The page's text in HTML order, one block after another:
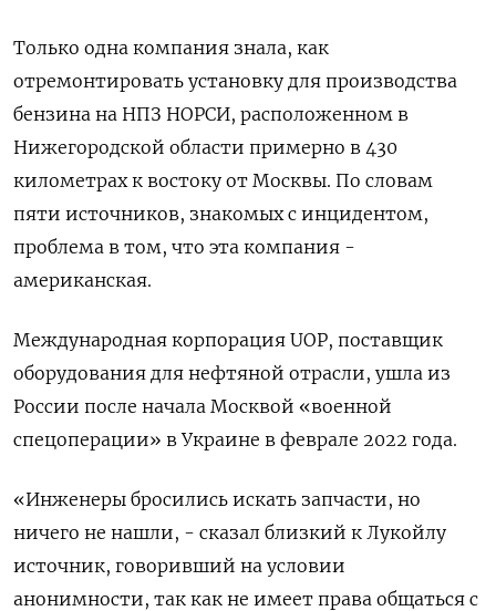
Только одна компания знала, как
отремонтировать установку для производства
бензина на НПЗ НОРСИ, расположенном в
Нижегородской области примерно в 430
километрах к востоку от Москвы. По словам
пяти источников, знакомых с инцидентом,
проблема в том, что эта компания -
американская.
Международная корпорация UOP, поставщик
оборудования для нефтяной отрасли, ушла из
России после начала Москвой «военной
спецоперации» в Украине в феврале 2022 года.
«Инженеры бросились искать запчасти, но
ничего не нашли, - сказал близкий к Лукойлу
источник, говоривший на условии
анонимности, так как не имеет права общаться с